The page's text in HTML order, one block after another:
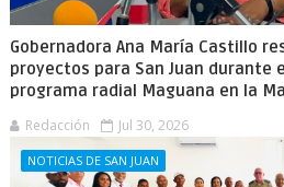
Gobernadora Ana María Castillo
proyectos para San Juan durante
programa radial Maguana en la
Redacción Jul 30, 2026
NOTICIAS DE SAN JUAN